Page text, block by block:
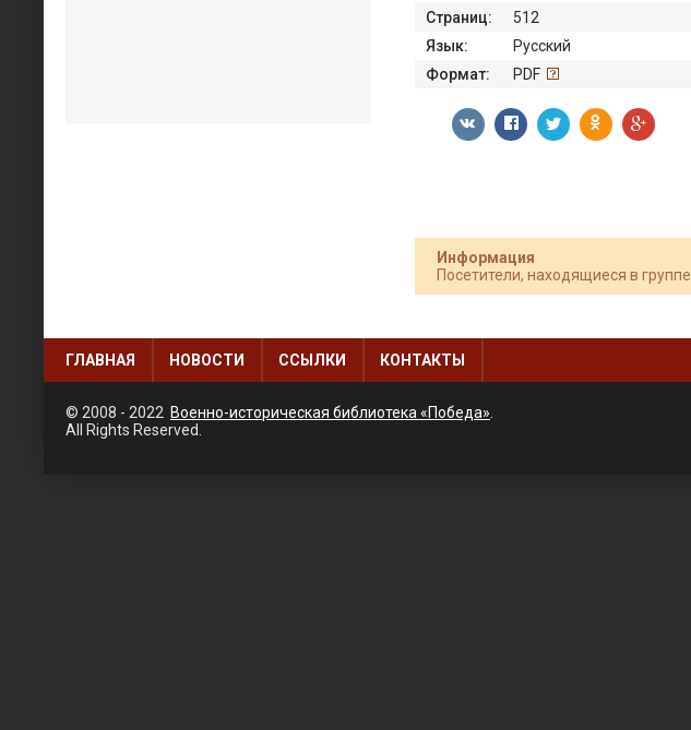
Страниц:
512
Язык:
Русский
Формат:
PDF
Информация
Посетители, находящиеся в группе
ГЛАВНАЯ НОВОСТИ ССЫЛКИ КОНТАКТЫ
© 2008 - 2022 Военно-историческая библиотека «Победа»
All Rights Reserved.